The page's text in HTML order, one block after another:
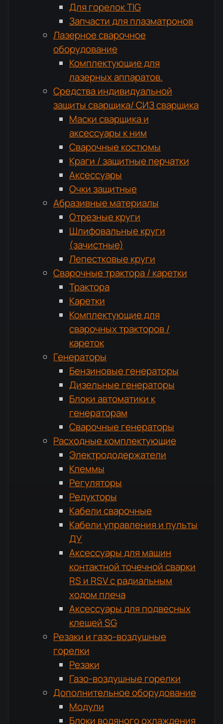
Для горелок TIG
Запчасти для плазматронов
Лазерное сварочное
оборудование
Комплектующие для
лазерных аппаратов.
Средства индивидуальной
защиты сварщика/ СИЗ сварщика
Маски сварщика и
аксессуары к ним
Сварочные костюмы
Краги / защитные перчатки
Аксессуары
Очки защитные
Абразивные материалы
Отрезные круги
Шлифовальные круги
(зачистные)
Лепестковые круги
Сварочные трактора / каретки
Трактора
Каретки
Комплектующие для
сварочных тракторов /
кареток
Генераторы
Бензиновые генераторы
Дизельные генераторы
Блоки автоматики к
генераторам
Сварочные генераторы
Расходные комплектующие
Электрододержатели
Клеммы
Регуляторы
Редукторы
Кабели сварочные
Кабели управления и пульты
ДУ
Аксессуары для машин
контактной точечной сварки
RS и RSV с радиальным
ходом плеча
Аксессуары для подвесных
клещей SG
Резаки и газо-воздушные
горелки
Резаки
Газо-воздушные горелки
Дополнительное оборудование
Модули
Блоки водяного охлаждения